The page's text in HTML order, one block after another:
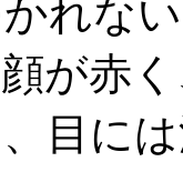
れな
が赤
目に